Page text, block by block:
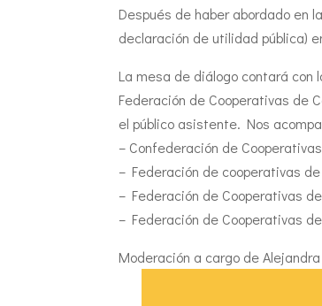
Después de haber abordado en
declaración de utilidad pública)
La mesa de diálogo contará con
Federación de Cooperativas de
el público asistente. Nos
– Confederación de
– Federación de cooperativas
– Federación de Cooperativas
– Federación de Cooperativas
Moderación a cargo de